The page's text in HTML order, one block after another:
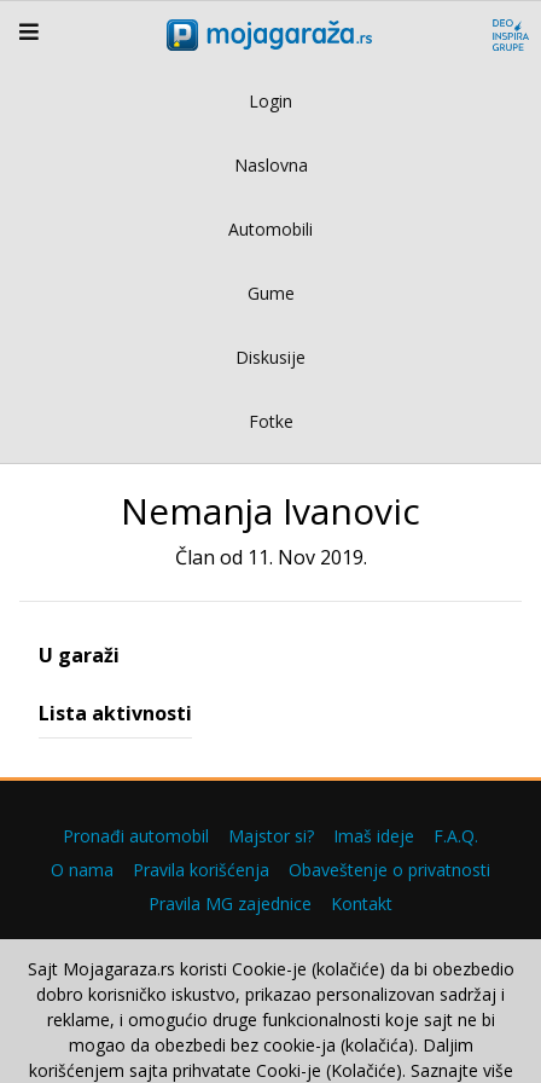
Login
Naslovna
Automobili
Gume
Diskusije
Fotke
Nemanja Ivanovic
Član od 11. Nov 2019.
U garaži
Lista aktivnosti
Pronađi automobil Majstor si? Imaš ideje
F.A.Q.
O nama
Pravila korišćenja
Obaveštenje o privatnosti
Pravila MG zajednice
Kontakt
Copyright © 2000–2026.
Sajt Mojagaraza.rs koristi Cookie-je (kolačiće) da bi obezbedio
dobro korisničko iskustvo, prikazao personalizovan sadržaj i
reklame, i omogućio druge funkcionalnosti koje sajt ne bi
mogao da obezbedi bez cookie-ja (kolačića). Daljim
korišćenjem sajta prihvatate Cooki-je (Kolačiće). Saznajte više